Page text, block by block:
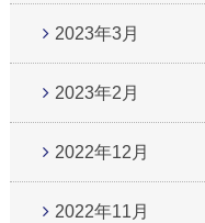
2023年3月
2023年2月
2022年12月
2022年11月